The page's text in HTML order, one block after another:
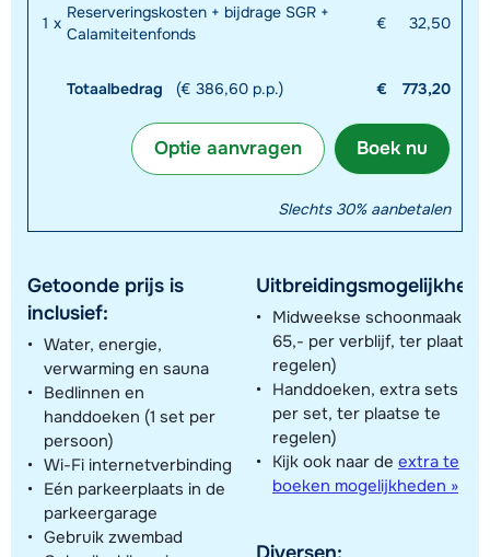
1 x
Reserveringskosten + bijdrage SGR +
Calamiteitenfonds
€ 32,50
Totaalbedrag (€ 386,60 p.p.) € 773,20
Boek nu
Optie aanvragen
Slechts 30% aanbetalen
Getoonde prijs is
inclusief:
Water, energie,
verwarming en sauna
Bedlinnen en
handdoeken (1 set per
persoon)
Wi-Fi internetverbinding
Eén parkeerplaats in de
parkeergarage
Gebruik zwembad
Midweekse schoonmaak (€
65,- per verblijf, ter plaatse
regelen)
Handdoeken, extra sets (€
per set, ter plaatse te
regelen)
Kijk ook naar de extra te
boeken mogelijkheden »